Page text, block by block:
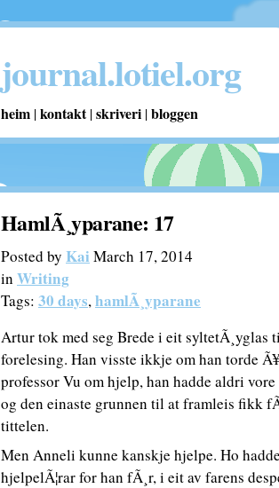
journal.lotiel.org
heim |kontakt|skriveri |bloggen
HamlÃ¸yparane: 17
Posted by Kai March 17, 2014
in Writing
Tags: 30 days,hamlÃ¸yparane
Artur tok med seg Brede i eit syltetÃ¸yglas
forelesing. Han visste ikkje om han torde
professor Vu om hjelp, han hadde aldri
og den einaste grunnen til at framleis fikk
tittelen.
Men Anneli kunne kanskje hjelpe. Ho
hjelpelÃ¦rar for han fÃ¸r, i eit av farens